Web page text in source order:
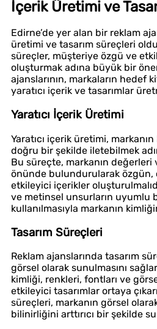
İçerik Üretimi ve
Edirne’de yer alan bir reklam
üretimi ve tasarım süreçleri
süreçler, müşteriye özgü ve
oluşturmak adına büyük bir
ajanslarının, markaların hedef
yaratıcı içerik ve tasarımlar
Yaratıcı İçerik Üretimi
Yaratıcı içerik üretimi,
doğru bir şekilde iletebilmek
Bu süreçte, markanın
önünde bulundurularak özgün,
etkileyici içerikler
ve metinsel unsurların uyumlu
kullanılmasıyla markanın
Tasarım Süreçleri
Reklam ajanslarında tasarım
görsel olarak sunulmasını
kimliği, renkleri, fontları ve
etkileyici tasarımlar ortaya
süreçleri, markanın görsel
bilinirliğini arttırıcı bir şekilde